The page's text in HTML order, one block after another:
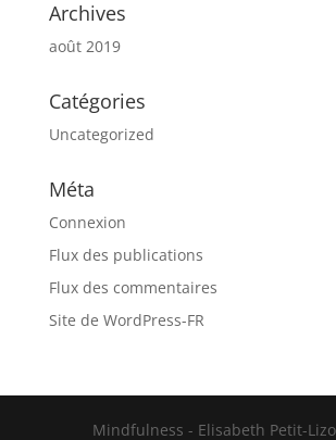
Archives
août 2019
Catégories
Uncategorized
Méta
Connexion
Flux des publications
Flux des commentaires
Site de WordPress-FR
Mindfulness - Elisabeth Petit-